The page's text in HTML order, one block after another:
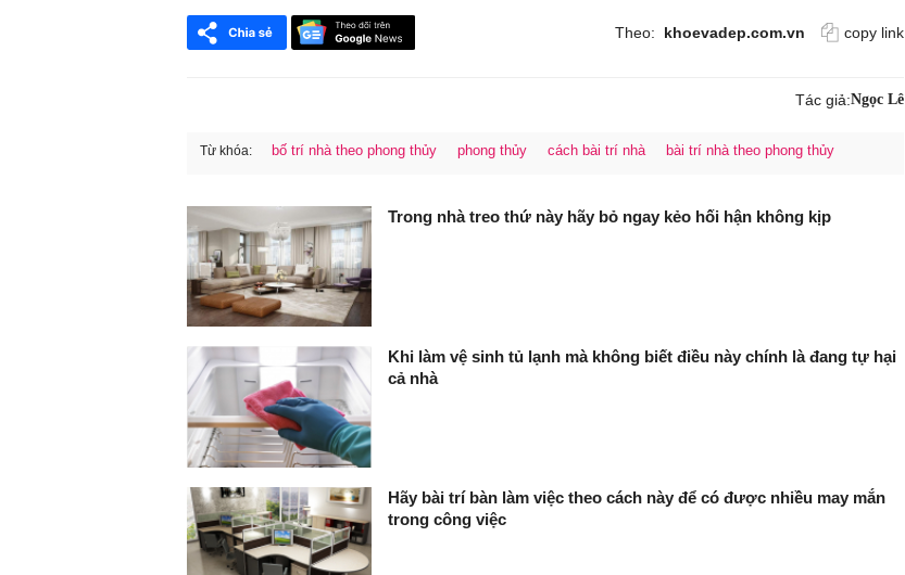
Theo: khoevadep.com.vn copy link
Tác giả:Ngọc Lê
Từ khóa: bố trí nhà theo phong thủy phong thủy cách bài trí nhà bài trí nhà theo phong thủy
Trong nhà treo thứ này hãy bỏ ngay kẻo hối hận không kịp
Khi làm vệ sinh tủ lạnh mà không biết điều này chính là đang tự hại
cả nhà
Hãy bài trí bàn làm việc theo cách này để có được nhiều may mắn
trong công việc